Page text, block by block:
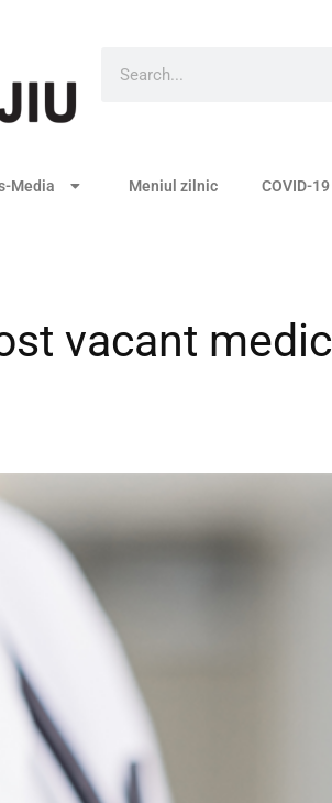
Media Meniul zilnic COVID-19
vacant medic